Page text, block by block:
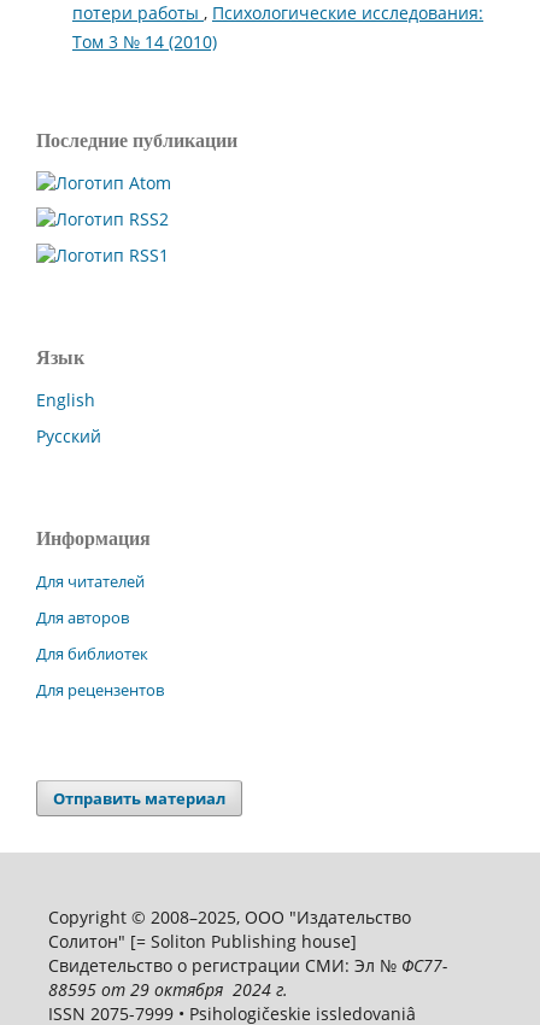
потери работы , Психологические исследования:
Том 3 № 14 (2010)
Последние публикации
Язык
English
Русский
Информация
Для читателей
Для авторов
Для библиотек
Для рецензентов
Отправить материал
Copyright © 2008–2025, ООО "Издательство
Солитон" [= Soliton Publishing house]
Свидетельство о регистрации СМИ: Эл № ФС77-
88595от 29 октября 2024 г.
ISSN 2075-7999 • Psihologičeskie issledovaniâ